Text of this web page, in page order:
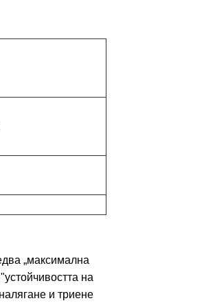
„максимална
на
и триене